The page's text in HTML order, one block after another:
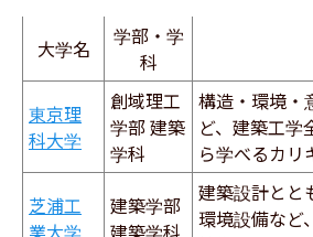
大学名
学部・学
科
東京理
科大学
創域理工
学部 建築
学科
構造・環境・
ど、建築工学
ら学べるカリ
芝浦工
業大学
建築学部
建築学科
建築設計とと
環境設備など